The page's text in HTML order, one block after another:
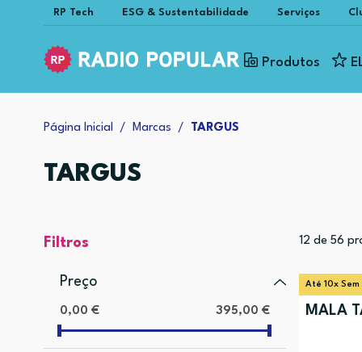
RP Tech ESG & Sustentabilidade Serviços
Produtos
Página Inicial Marcas TARGUS
TARGUS
Filtros
Preço
0,00 € 395,00 €
12 de 56
Até 10x Sem
MALA